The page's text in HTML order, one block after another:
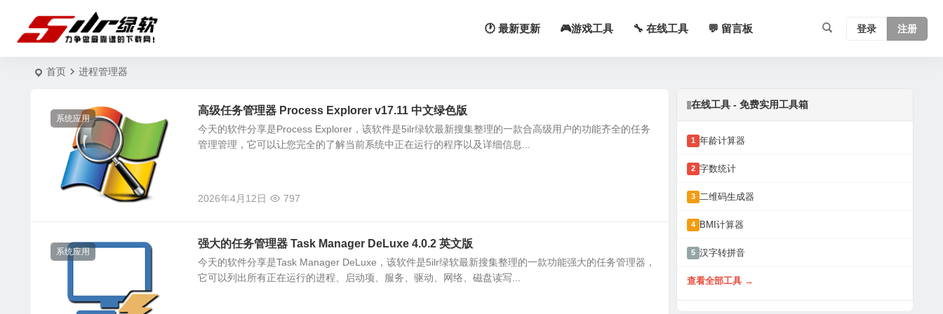
🕐 最新更新 🎮游戏工具 🔧 在线工具 💬 留言板 登录 注册
首页 进程管理器
系统应用
高级任务管理器 Process Explorer v17.11 中文绿色版
今天的软件分享是Process Explorer，该软件是5ilr绿软最新搜集整理的一款合高级用户的功能齐全的任务
管理管理，它可以让您完全的了解当前系统中正在运行的程序以及详细信息...
2026年4月12日 797
系统应用
强大的任务管理器 Task Manager DeLuxe 4.0.2 英文版
今天的软件分享是Task Manager DeLuxe，该软件是5ilr绿软最新搜集整理的一款功能强大的任务管理器，
它可以列出所有正在运行的进程、启动项、服务、驱动、网络、磁盘读写...
在线工具 - 免费实用工具箱
1 年龄计算器
2 字数统计
3 二维码生成器
4 BMI计算器
5 汉字转拼音
查看全部工具 →